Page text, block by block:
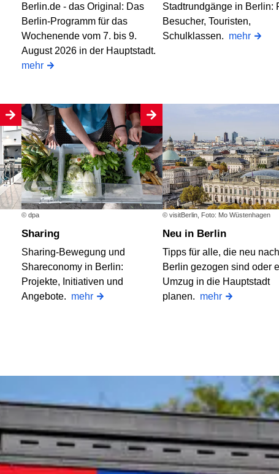
Berlin.de - das Original: Das
Berlin-Programm für das
Wochenende vom 7. bis 9.
August 2026 in der Hauptstadt.
mehr
Stadtrundgänge in Berlin:
Besucher, Touristen,
Schulklassen. mehr
© dpa
Sharing
Sharing-Bewegung und
Shareconomy in Berlin:
Projekte, Initiativen und
Angebote. mehr
© visitBerlin, Foto: Mo Wüstenhagen
Neu in Berlin
Tipps für alle, die neu nach
Berlin gezogen sind oder
Umzug in die Hauptstadt
planen. mehr